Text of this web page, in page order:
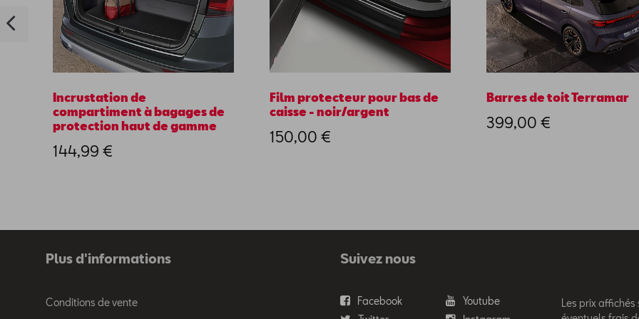
Incrustation de
compartiment à bagages de
protection haut de gamme
144,99 €
Film protecteur pour bas de
caisse - noir/argent
150,00 €
Barres de toit Terramar
399,00 €
Plus d'informations
Conditions de vente
Suivez nous
Facebook
Youtube
Les prix